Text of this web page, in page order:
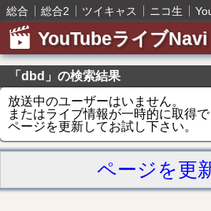
総合 総合2 ツイキャス ニコ生
YouTubeライブNavi
「dbd」の検索結果
放送中のユーザーはいません。
またはライブ情報が一時的に取得で
ページを更新してお試し下さい。
ページを更